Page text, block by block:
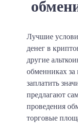
Лучшие
денег в
другие
обменниках за
заплатить
предлагают
проведения
торговые